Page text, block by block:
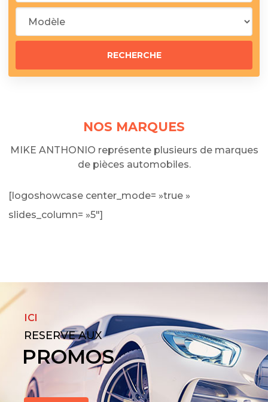
NOS MARQUES
MIKE ANTHONIO représente plusieurs de marques
de pièces automobiles.
[logoshowcase center_mode= »true »
slides_column= »5″]
ICI
RESERVE AUX
PROMOS